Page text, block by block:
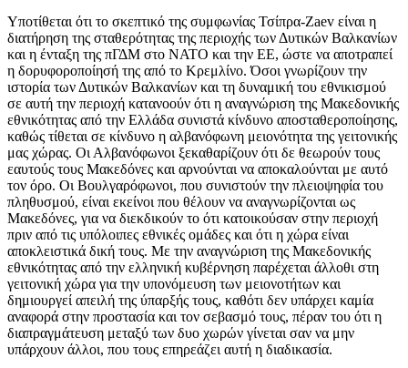
Υποτίθεται ότι το σκεπτικό της συμφωνίας Τσίπρα-Zaev είναι η
διατήρηση της σταθερότητας της περιοχής των Δυτικών Βαλκανίων
και η ένταξη της πΓΔΜ στο ΝΑΤΟ και την ΕΕ, ώστε να αποτραπεί
η δορυφοροποίησή της από το Κρεμλίνο. Όσοι γνωρίζουν την
ιστορία των Δυτικών Βαλκανίων και τη δυναμική του εθνικισμού
σε αυτή την περιοχή κατανοούν ότι η αναγνώριση της Μακεδονικής
εθνικότητας από την Ελλάδα συνιστά κίνδυνο αποσταθεροποίησης,
καθώς τίθεται σε κίνδυνο η αλβανόφωνη μειονότητα της γειτονικής
μας χώρας. Οι Αλβανόφωνοι ξεκαθαρίζουν ότι δε θεωρούν τους
εαυτούς τους Μακεδόνες και αρνούνται να αποκαλούνται με αυτό
τον όρο. Οι Βουλγαρόφωνοι, που συνιστούν την πλειοψηφία του
πληθυσμού, είναι εκείνοι που θέλουν να αναγνωρίζονται ως
Μακεδόνες, για να διεκδικούν το ότι κατοικούσαν στην περιοχή
πριν από τις υπόλοιπες εθνικές ομάδες και ότι η χώρα είναι
αποκλειστικά δική τους. Με την αναγνώριση της Μακεδονικής
εθνικότητας από την ελληνική κυβέρνηση παρέχεται άλλοθι στη
γειτονική χώρα για την υπονόμευση των μειονοτήτων και
δημιουργεί απειλή της ύπαρξής τους, καθότι δεν υπάρχει καμία
αναφορά στην προστασία και τον σεβασμό τους, πέραν του ότι η
διαπραγμάτευση μεταξύ των δυο χωρών γίνεται σαν να μην
υπάρχουν άλλοι, που τους επηρεάζει αυτή η διαδικασία.